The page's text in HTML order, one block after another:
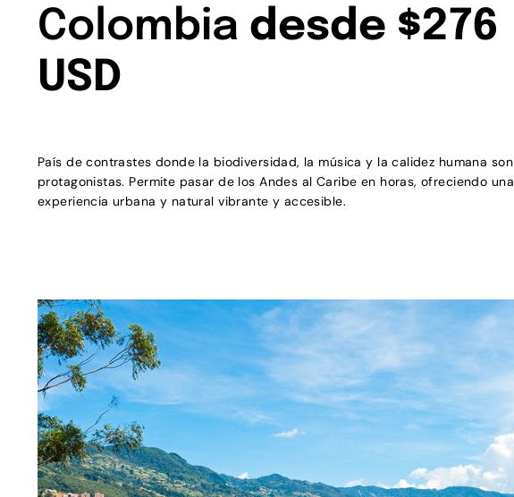
Colombia desde $276
USD
País de contrastes donde la biodiversidad, la música y la calidez humana son
protagonistas. Permite pasar de los Andes al Caribe en horas, ofreciendo una
experiencia urbana y natural vibrante y accesible.